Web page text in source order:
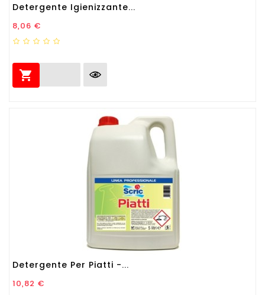
Detergente Igienizzante...
Prezzo
8,06 €

Detergente Per Piatti -...
Prezzo
10,82 €